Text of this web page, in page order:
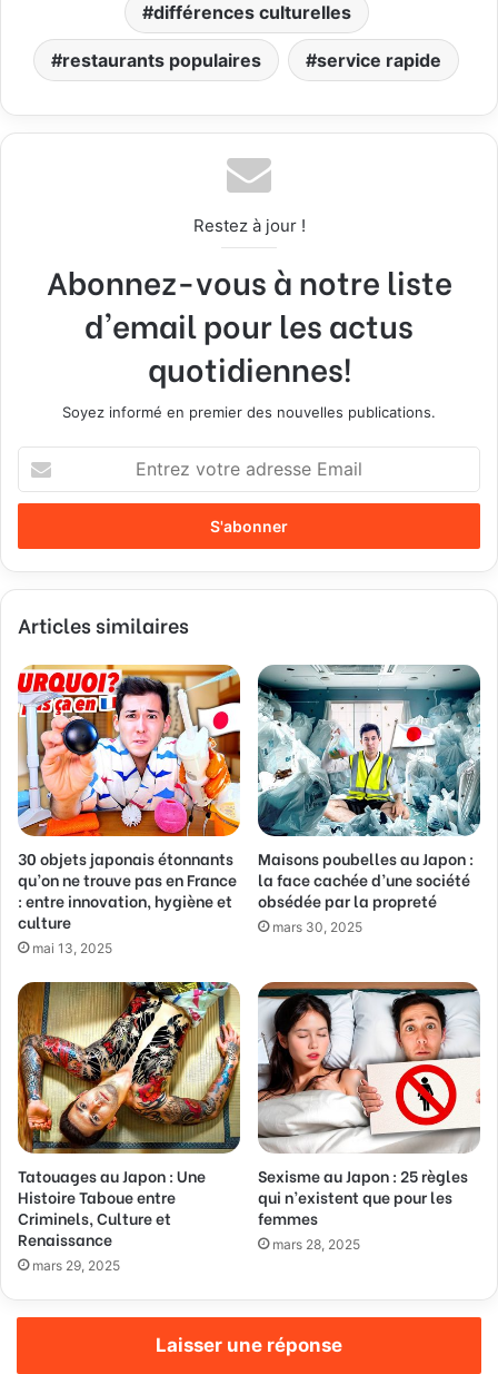
différences culturelles
restaurants populaires service rapide
Restez à jour !
Abonnez-vous à notre liste
d'email pour les actus
quotidiennes!
Soyez informé en premier des nouvelles publications.
t
e
z
o
r
e
a
r
e
s
s
e
E
m
a
i
Articles similaires
30 objets japonais étonnants
qu’on ne trouve pas en France
: entre innovation, hygiène et
culture
mai 13, 2025
Maisons poubelles au Japon :
la face cachée d’une société
obsédée par la propreté
mars 30, 2025
Tatouages au Japon : Une
Histoire Taboue entre
Criminels, Culture et
Renaissance
mars 29, 2025
Sexisme au Japon : 25 règles
qui n’existent que pour les
femmes
mars 28, 2025
Laisser une réponse